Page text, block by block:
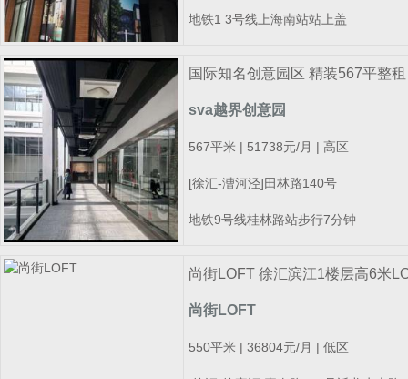
地铁1 3号线上海南站站上盖
国际知名创意园区 精装567平整
sva越界创意园
567平米 | 51738元/月 | 高区
[徐汇-漕河泾]田林路140号
地铁9号线桂林路站步行7分钟
尚街LOFT 徐汇滨江1楼层高6米
尚街LOFT
550平米 | 36804元/月 | 低区